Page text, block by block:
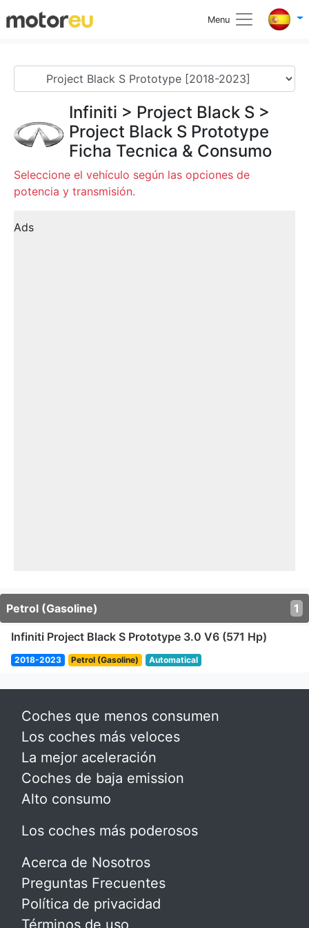
Menu
Infiniti > Project Black S >
Project Black S Prototype
Ficha Tecnica & Consumo
Seleccione el vehículo según las opciones de
potencia y transmisión.
Ads
Petrol (Gasoline) 1
Infiniti Project Black S Prototype 3.0 V6 (571 Hp)
2018-2023 Petrol (Gasoline) Automatical
Coches que menos consumen
Los coches más veloces
La mejor aceleración
Coches de baja emission
Alto consumo
Los coches más poderosos
Acerca de Nosotros
Preguntas Frecuentes
Política de privacidad
Términos de uso